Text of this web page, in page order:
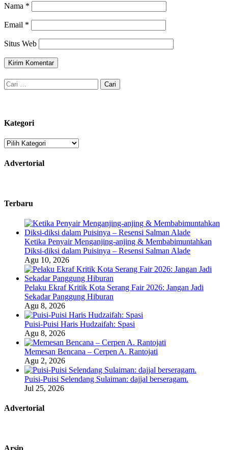
Nama *
Email *
Situs Web
Cari
untuk:
Kategori
Kategori
Advertorial
Terbaru
Ketika Penyair Menganjing-anjing & Membabimuntahkan
Diksi-diksi dalam Puisinya – Resensi Salman Alade
Agu 10, 2026
Pelaku Ekraf Kritik Kota Serang Fair 2026: Jangan Jadi
Sekadar Panggung Hiburan
Agu 8, 2026
Puisi-Puisi Haris Hudzaifah: Spasi
Agu 8, 2026
Memesan Bencana – Cerpen A. Rantojati
Agu 2, 2026
Puisi-Puisi Selendang Sulaiman: dajjal berseragam.
Jul 25, 2026
Advertorial
Arsip